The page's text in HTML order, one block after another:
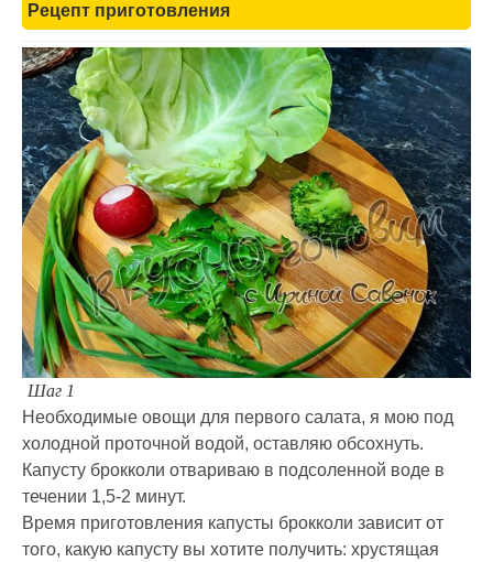
Рецепт приготовления
Шаг 1
Необходимые овощи для первого салата, я мою под
холодной проточной водой, оставляю обсохнуть.
Капусту брокколи отвариваю в подсоленной воде в
течении 1,5-2 минут.
Время приготовления капусты брокколи зависит от
того, какую капусту вы хотите получить: хрустящая